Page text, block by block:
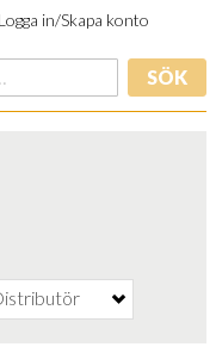
Logga in/Skapa konto
SÖK